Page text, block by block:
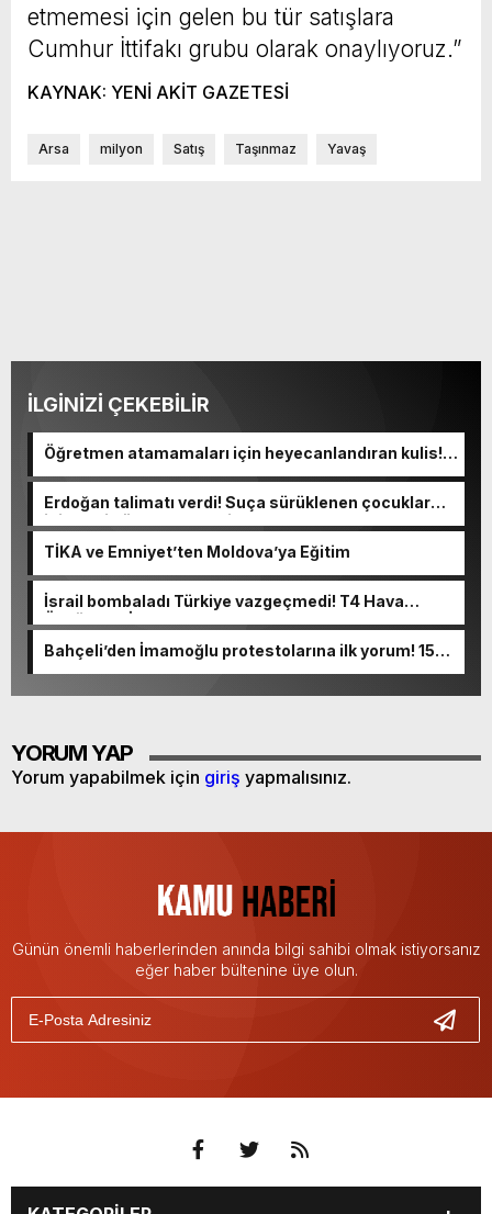
etmemesi için gelen bu tür satışlara
Cumhur İttifakı grubu olarak onaylıyoruz.”
KAYNAK: YENİ AKİT GAZETESİ
Arsa milyon Satış Taşınmaz Yavaş
İLGİNİZİ ÇEKEBİLİR
Öğretmen atamamaları için heyecanlandıran kulis!
Erdoğan talimatı verdi! Suça sürüklenen çocuklar
için yeni düzenleme geliyor
TİKA ve Emniyet’ten Moldova’ya Eğitim
İsrail bombaladı Türkiye vazgeçmedi! T4 Hava
Üssüne “HİSAR” konuşlandırılıyor
Bahçeli’den İmamoğlu protestolarına ilk yorum! 15
YORUM YAP
Yorum yapabilmek için giriş yapmalısınız.
Günün önemli haberlerinden anında bilgi sahibi olmak istiyorsanız
eğer haber bültenine üye olun.